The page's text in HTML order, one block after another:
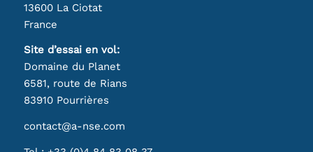
13600 La Ciotat
France
Site d’essai en vol:
Domaine du Planet
6581, route de Rians
83910 Pourrières
contact@a-nse.com